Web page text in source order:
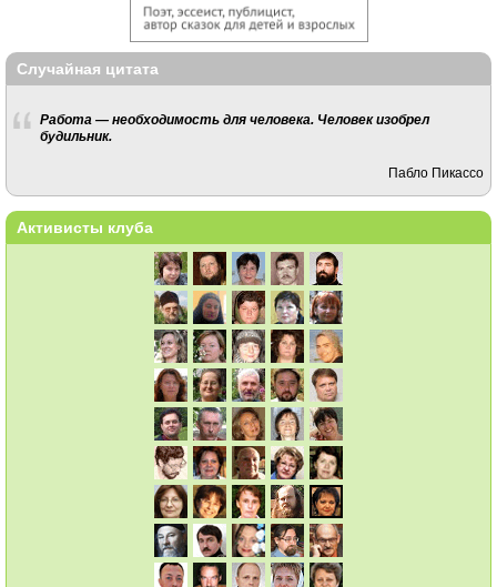
Случайная цитата
Работа — необходимость для человека. Человек изобрел
будильник.
Пабло Пикассо
Активисты клуба